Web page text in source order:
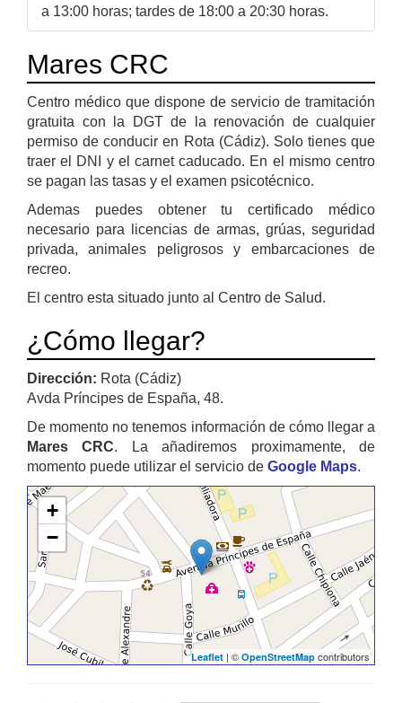
a 13:00 horas; tardes de 18:00 a 20:30 horas.
Mares CRC
Centro médico que dispone de servicio de tramitación
gratuita con la DGT de la renovación de cualquier
permiso de conducir en Rota (Cádiz). Solo tienes que
traer el DNI y el carnet caducado. En el mismo centro
se pagan las tasas y el examen psicotécnico.
Ademas puedes obtener tu certificado médico
necesario para licencias de armas, grúas, seguridad
privada, animales peligrosos y embarcaciones de
recreo.
El centro esta situado junto al Centro de Salud.
¿Cómo llegar?
Dirección: Rota (Cádiz)
Avda Príncipes de España, 48.
De momento no tenemos información de cómo llegar a
Mares CRC. La añadiremos proximamente, de
momento puede utilizar el servicio de Google Maps.
+
−
Leaflet | © OpenStreetMap contributors